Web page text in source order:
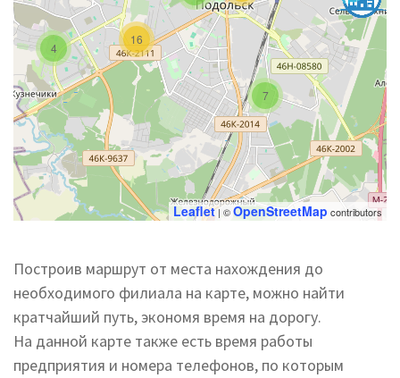
4
7
16
Leaflet| ©OpenStreetMap contributors
Построив маршрут от места нахождения до
необходимого филиала на карте, можно найти
кратчайший путь, экономя время на дорогу.
На данной карте также есть время работы
предприятия и номера телефонов, по которым